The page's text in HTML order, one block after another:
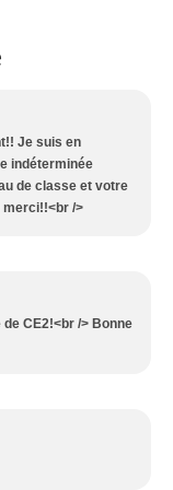
Je suis en
indéterminée
de classe et votre
/>
CE2!<br /> Bonne